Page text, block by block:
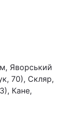
Яворський
70), Скляр,
Кане,